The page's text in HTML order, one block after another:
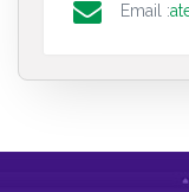
Email :